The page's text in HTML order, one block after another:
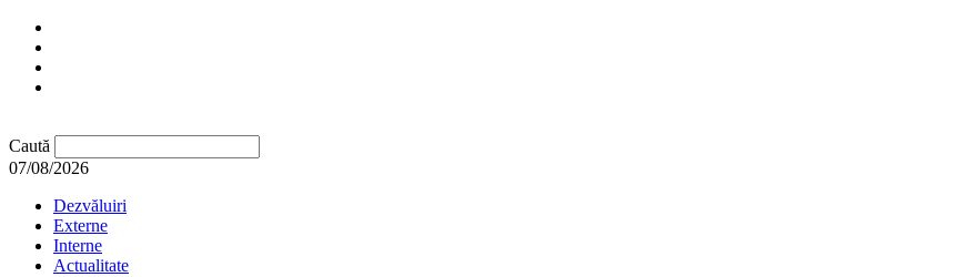
Caută
07/08/2026
Dezvăluiri
Externe
Interne
Actualitate